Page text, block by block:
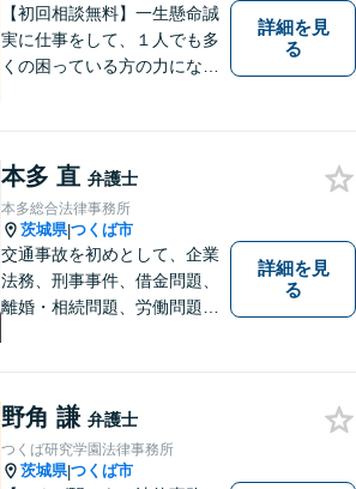
【初回相談無料】一生懸命誠
実に仕事をして、１人でも多
くの困っている方の力にな
事案かどうかも含め、私が親
切・丁寧にご対応致します。
ぜひご相談ください。
詳細を見
る
本多 直 弁護士
本多総合法律事務所
茨城県|つくば市
交通事故を初めとして、企業
法務、刑事事件、借金問題、
離婚・相続問題、労働問題そ
実・迅速・丁寧な事件処理を
心掛けています。
詳細を見
る
野角 謙 弁護士
つくば研究学園法律事務所
茨城県|つくば市